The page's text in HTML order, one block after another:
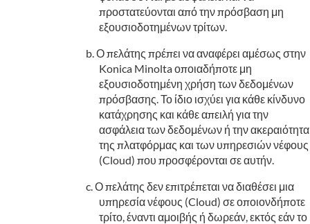
προστατεύονται από την πρόσβαση μη
εξουσιοδοτημένων τρίτων.
Ο πελάτης πρέπει να αναφέρει αμέσως στην
Konica Minolta οποιαδήποτε μη
εξουσιοδοτημένη χρήση των δεδομένων
πρόσβασης. Το ίδιο ισχύει για κάθε κίνδυνο
κατάχρησης και κάθε απειλή για την
ασφάλεια των δεδομένων ή την ακεραιότητα
της πλατφόρμας και των υπηρεσιών νέφους
(Cloud) που προσφέρονται σε αυτήν.
Ο πελάτης δεν επιτρέπεται να διαθέσει μια
υπηρεσία νέφους (Cloud) σε οποιονδήποτε
τρίτο, έναντι αμοιβής ή δωρεάν, εκτός εάν το